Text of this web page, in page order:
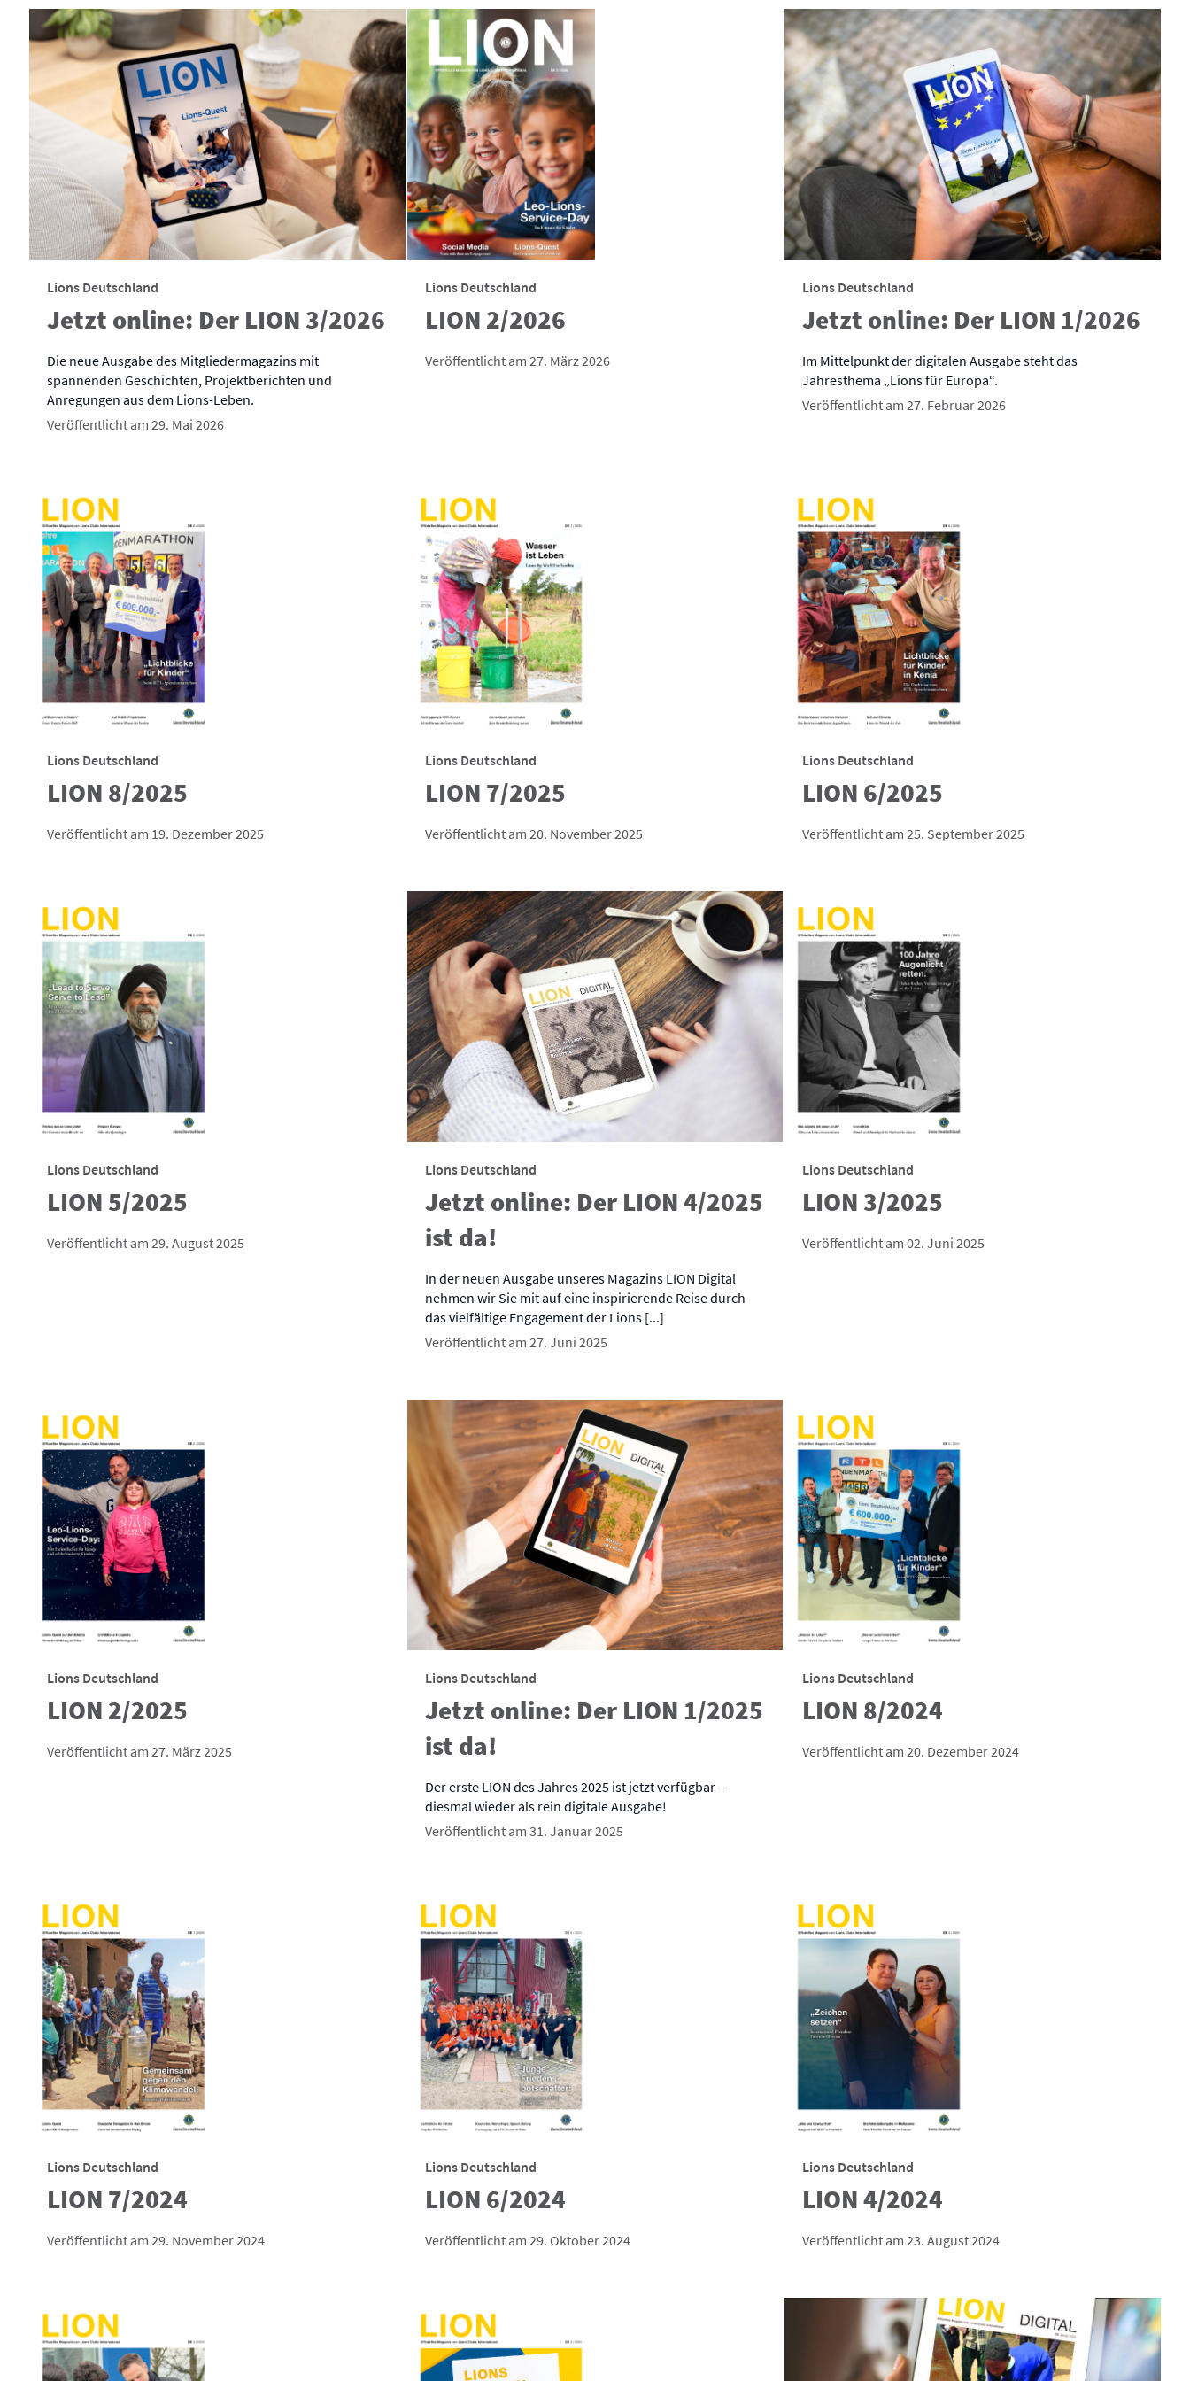
Lions Deutschland
Jetzt online: Der LION 3/2026
Die neue Ausgabe des Mitgliedermagazins mit
spannenden Geschichten, Projektberichten und
Anregungen aus dem Lions-Leben.
Veröffentlicht am 29. Mai 2026
Lions Deutschland
LION 2/2026
Veröffentlicht am 27. März 2026
Lions Deutschland
Jetzt online: Der LION 1/2026
Im Mittelpunkt der digitalen Ausgabe steht das
Jahresthema „Lions für Europa“.
Veröffentlicht am 27. Februar 2026
Lions Deutschland
LION 8/2025
Veröffentlicht am 19. Dezember 2025
Lions Deutschland
LION 7/2025
Veröffentlicht am 20. November 2025
Lions Deutschland
LION 6/2025
Veröffentlicht am 25. September 2025
Lions Deutschland
LION 5/2025
Veröffentlicht am 29. August 2025
Lions Deutschland
Jetzt online: Der LION 4/2025
ist da!
In der neuen Ausgabe unseres Magazins LION Digital
nehmen wir Sie mit auf eine inspirierende Reise durch
das vielfältige Engagement der Lions [...]
Veröffentlicht am 27. Juni 2025
Lions Deutschland
LION 3/2025
Veröffentlicht am 02. Juni 2025
Lions Deutschland
LION 2/2025
Veröffentlicht am 27. März 2025
Lions Deutschland
Jetzt online: Der LION 1/2025
ist da!
Der erste LION des Jahres 2025 ist jetzt verfügbar –
diesmal wieder als rein digitale Ausgabe!
Veröffentlicht am 31. Januar 2025
Lions Deutschland
LION 8/2024
Veröffentlicht am 20. Dezember 2024
Lions Deutschland
LION 7/2024
Veröffentlicht am 29. November 2024
Lions Deutschland
LION 6/2024
Veröffentlicht am 29. Oktober 2024
Lions Deutschland
LION 4/2024
Veröffentlicht am 23. August 2024